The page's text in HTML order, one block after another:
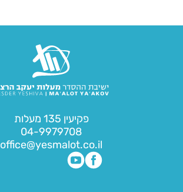
פקיעין 135 מעלות
04-9979708
office@yesmalot.co.il